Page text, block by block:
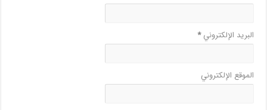
البريد الإلكتروني*
الموقع الإلكتروني